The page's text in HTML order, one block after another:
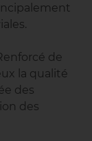
de
la qualité
des
des